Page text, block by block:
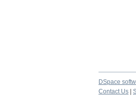
DSpace
Contact Us